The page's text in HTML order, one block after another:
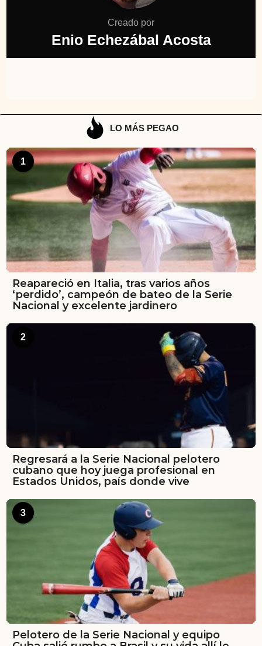
Creado por
Enio Echezábal Acosta
LO MÁS PEGAO
1
Reapareció en Italia, tras varios años
‘perdido’, campeón de bateo de la Serie
Nacional y excelente jardinero
2
Regresará a la Serie Nacional pelotero
cubano que hoy juega profesional en
Estados Unidos, país donde vive
3
Pelotero de la Serie Nacional y equipo